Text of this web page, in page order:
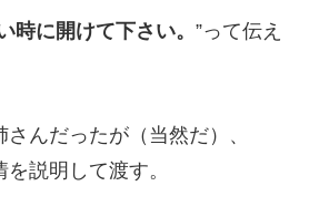
時に開けて下さい。 ”って伝え
んだったが（当然だ）、
説明して渡す。